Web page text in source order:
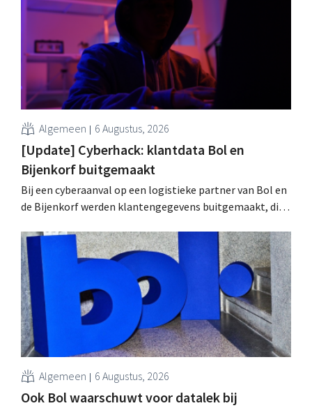
wachtwoorden zijn niet getroffen.
Algemeen 6 Augustus, 2026
[Update] Cyberhack: klantdata Bol en
Bijenkorf buitgemaakt
Bij een cyberaanval op een logistieke partner van Bol en
de Bijenkorf werden klantengegevens buitgemaakt, die
De retailers roepen klanten op alert te zijn voor
phishing.
Algemeen 6 Augustus, 2026
Ook Bol waarschuwt voor datalek bij